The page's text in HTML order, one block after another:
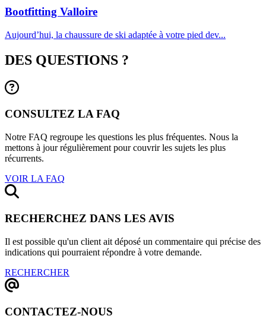
Bootfitting Valloire
Aujourd’hui, la chaussure de ski adaptée à votre pied dev...
DES QUESTIONS ?
CONSULTEZ LA FAQ
Notre FAQ regroupe les questions les plus fréquentes. Nous la
mettons à jour régulièrement pour couvrir les sujets les plus
récurrents.
VOIR LA FAQ
RECHERCHEZ DANS LES AVIS
Il est possible qu'un client ait déposé un commentaire qui précise des
indications qui pourraient répondre à votre demande.
RECHERCHER
CONTACTEZ-NOUS